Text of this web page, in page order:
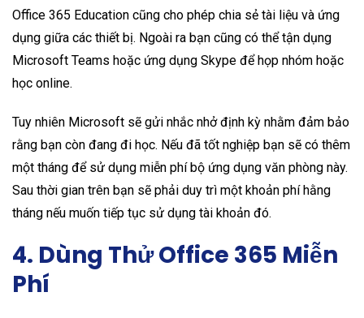
Office 365 Education cũng cho phép chia sẻ tài liệu và ứng
dụng giữa các thiết bị. Ngoài ra bạn cũng có thể tận dụng
Microsoft Teams hoặc ứng dụng Skype để họp nhóm hoặc
học online.
Tuy nhiên Microsoft sẽ gửi nhắc nhở định kỳ nhằm đảm bảo
rằng bạn còn đang đi học. Nếu đã tốt nghiệp bạn sẽ có thêm
một tháng để sử dụng miễn phí bộ ứng dụng văn phòng này.
Sau thời gian trên bạn sẽ phải duy trì một khoản phí hằng
tháng nếu muốn tiếp tục sử dụng tài khoản đó.
4. Dùng Thử Office 365 Miễn
Phí